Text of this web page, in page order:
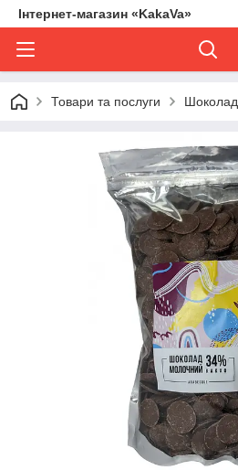
Інтернет-магазин «KakaVa»
Товари та послуги Шоколад